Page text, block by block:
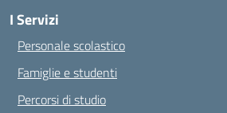
I Servizi
Personale scolastico
Famiglie e studenti
Percorsi di studio